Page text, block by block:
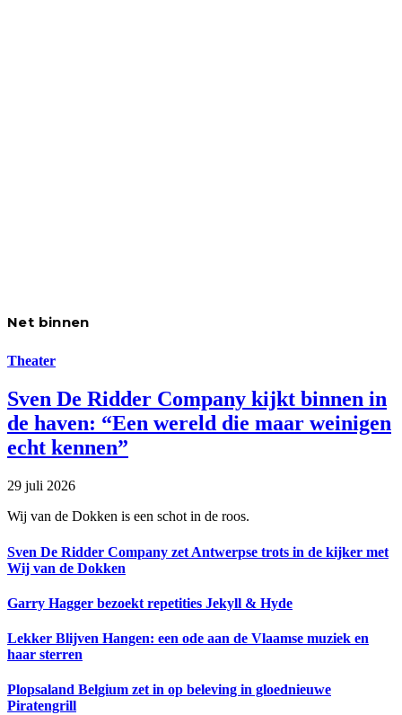
Net binnen
Theater
Sven De Ridder Company kijkt binnen in
de haven: “Een wereld die maar weinigen
echt kennen”
29 juli 2026
Wij van de Dokken is een schot in de roos.
Sven De Ridder Company zet Antwerpse trots in de kijker met
Wij van de Dokken
Garry Hagger bezoekt repetities Jekyll & Hyde
Lekker Blijven Hangen: een ode aan de Vlaamse muziek en
haar sterren
Plopsaland Belgium zet in op beleving in gloednieuwe
Piratengrill